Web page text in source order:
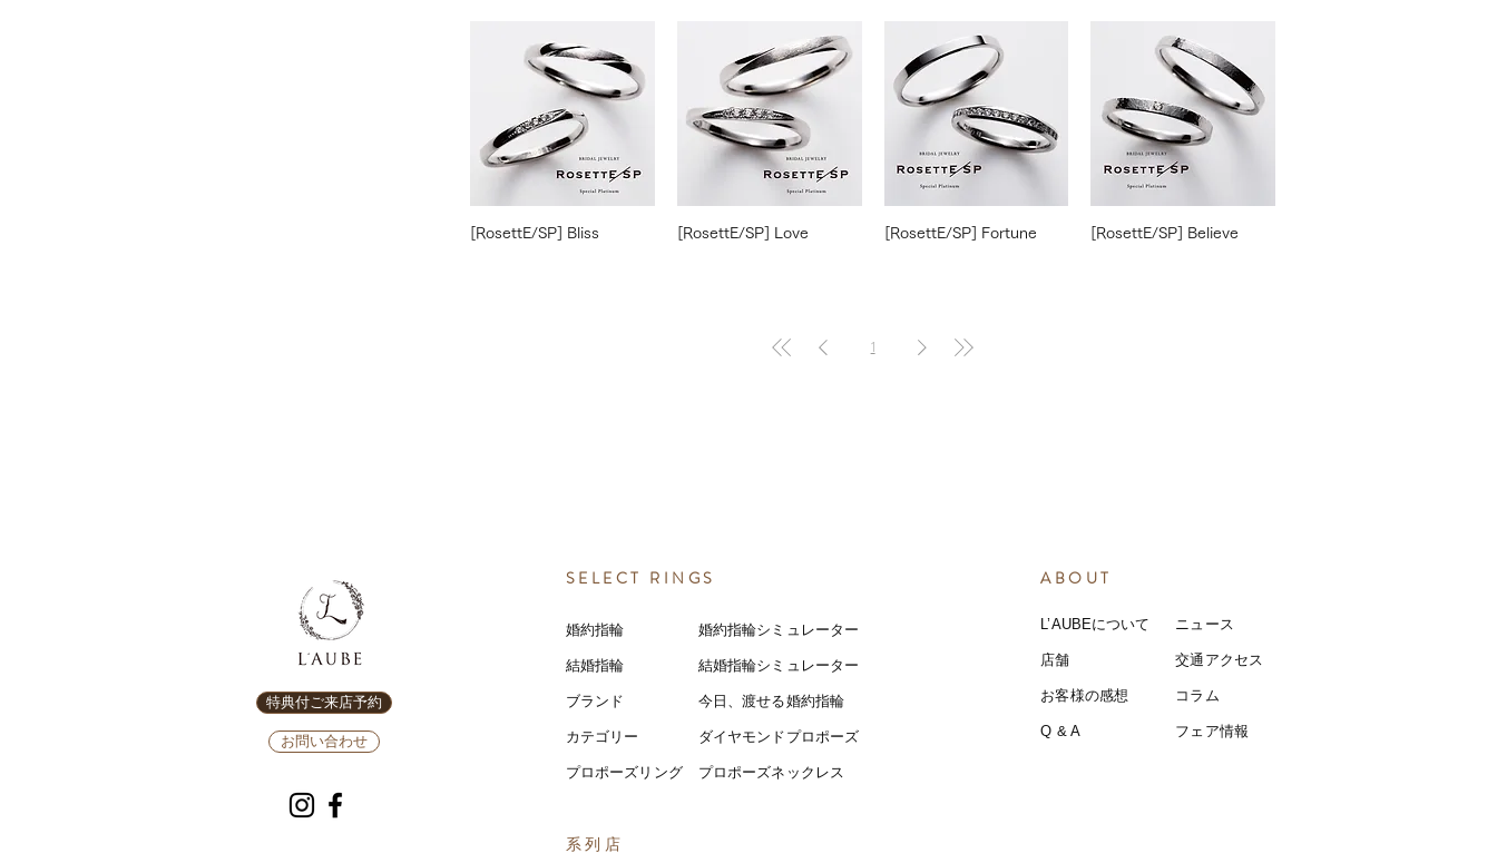
[RosettE/SP] Bliss [RosettE/SP] Love [RosettE/SP] Fortune [RosettE/SP] Believe
1
特典付ご来店予約
お問い合わせ
SELECT RINGS
婚約指輪
結婚指輪
ブランド
カテゴリー
プロポーズリング
婚約指輪シミュレーター
結婚指輪シミ ュ レーター
今日、渡せる婚約指輪
ダイヤモンドプロポーズ
プロポーズネックレス
​系列店
ABOUT
L’AUBEについて
店舗
お客様の感想
​Q & A
​ニュース
​交通アクセス
コラム
​​フェア情報